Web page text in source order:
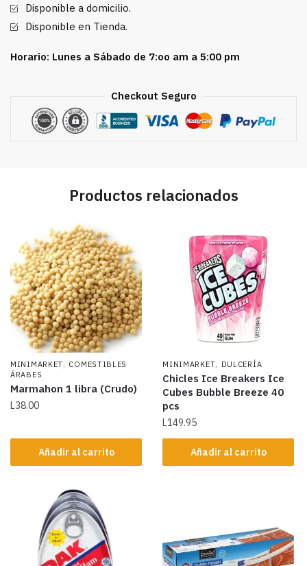
Mix
(15.25oz)
Disponible a domicilio.
Disponible en Tienda.
Horario: Lunes a Sábado de 7:oo am a 5:00 pm
Checkout Seguro
Productos relacionados
MINIMARKET, COMESTIBLES
ÁRABES
Marmahon 1 libra (Crudo)
L38.00
Añadir al carrito
MINIMARKET, DULCERÍA
Chicles Ice Breakers Ice
Cubes Bubble Breeze 40
pcs
L149.95
Añadir al carrito